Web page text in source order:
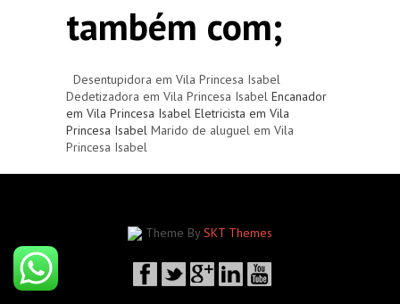
também com;
Desentupidora em Vila Princesa Isabel
Dedetizadora em Vila Princesa Isabel Encanador
em Vila Princesa Isabel Eletricista em Vila
Princesa Isabel Marido de aluguel em Vila
Princesa Isabel
Theme By SKT Themes